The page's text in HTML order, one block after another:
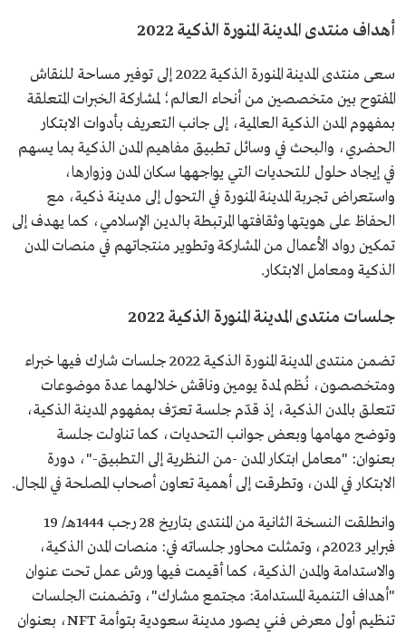
أهداف منتدى المدينة المنورة الذكية 2022
سعى منتدى المدينة المنورة الذكية 2022 إلى توفير مساحة للنقاش
المفتوح بين متخصصين من أنحاء العالم؛ لمشاركة الخبرات المتعلقة
بمفهوم المدن الذكية العالمية، إلى جانب التعريف بأدوات الابتكار
الحضري، والبحث في وسائل تطبيق مفاهيم المدن الذكية بما يسهم
في إيجاد حلول للتحديات التي يواجهها سكان المدن وزوارها،
واستعراض تجربة المدينة المنورة في التحول إلى مدينة ذكية، مع
الحفاظ على هويتها وثقافتها المرتبطة بالدين الإسلامي، كما يهدف إلى
تمكين رواد الأعمال من المشاركة وتطوير منتجاتهم في منصات المدن
الذكية ومعامل الابتكار.
جلسات منتدى المدينة المنورة الذكية 2022
تضمن منتدى المدينة المنورة الذكية 2022 جلسات شارك فيها خبراء
ومتخصصون، نُظم لمدة يومين وناقش خلالهما عدة موضوعات
تتعلق بالمدن الذكية، إذ قدّم جلسة تعرّف بمفهوم المدينة الذكية،
وتوضح مهامها وبعض جوانب التحديات، كما تناولت جلسة
بعنوان: "معامل ابتكار المدن -من النظرية إلى التطبيق-"، دورة
الابتكار في المدن، وتطرقت إلى أهمية تعاون أصحاب المصلحة في المجال.
وانطلقت النسخة الثانية من المنتدى بتاريخ 28 رجب 1444هـ/ 19
فبراير 2023م، وتمثلت محاور جلساته في: منصات المدن الذكية،
والاستدامة والمدن الذكية، كما أقيمت فيها ورش عمل تحت عنوان
"أهداف التنمية المستدامة: مجتمع مشارك"، وتضمنت الجلسات
تنظيم أول معرض فني يصور مدينة سعودية بتوأمة NFT، بعنوان